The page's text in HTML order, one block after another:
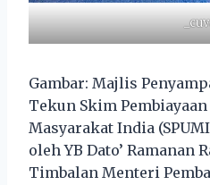
Gambar: Majlis
Tekun Skim
Masyarakat India
oleh YB Dato’ Ramanan
Timbalan Menteri